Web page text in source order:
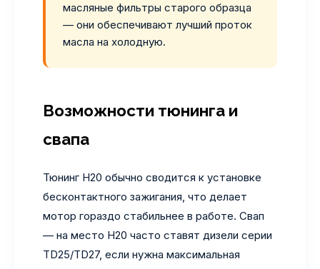
масляные фильтры старого образца
— они обеспечивают лучший проток
масла на холодную.
Возможности тюнинга и
свапа
Тюнинг H20 обычно сводится к установке
бесконтактного зажигания, что делает
мотор гораздо стабильнее в работе. Свап
— на место H20 часто ставят дизели серии
TD25/TD27, если нужна максимальная